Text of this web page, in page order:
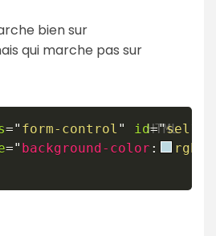
bien sur
qui marche pas sur
=" form-control " id="sel1
=" background-color : rgb